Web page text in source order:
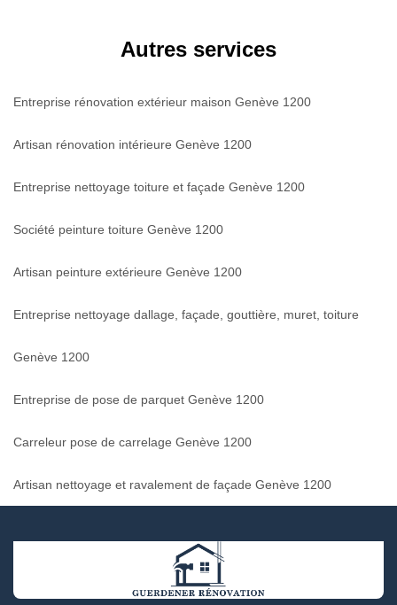
Autres services
Entreprise rénovation extérieur maison Genève 1200
Artisan rénovation intérieure Genève 1200
Entreprise nettoyage toiture et façade Genève 1200
Société peinture toiture Genève 1200
Artisan peinture extérieure Genève 1200
Entreprise nettoyage dallage, façade, gouttière, muret, toiture
Genève 1200
Entreprise de pose de parquet Genève 1200
Carreleur pose de carrelage Genève 1200
Artisan nettoyage et ravalement de façade Genève 1200